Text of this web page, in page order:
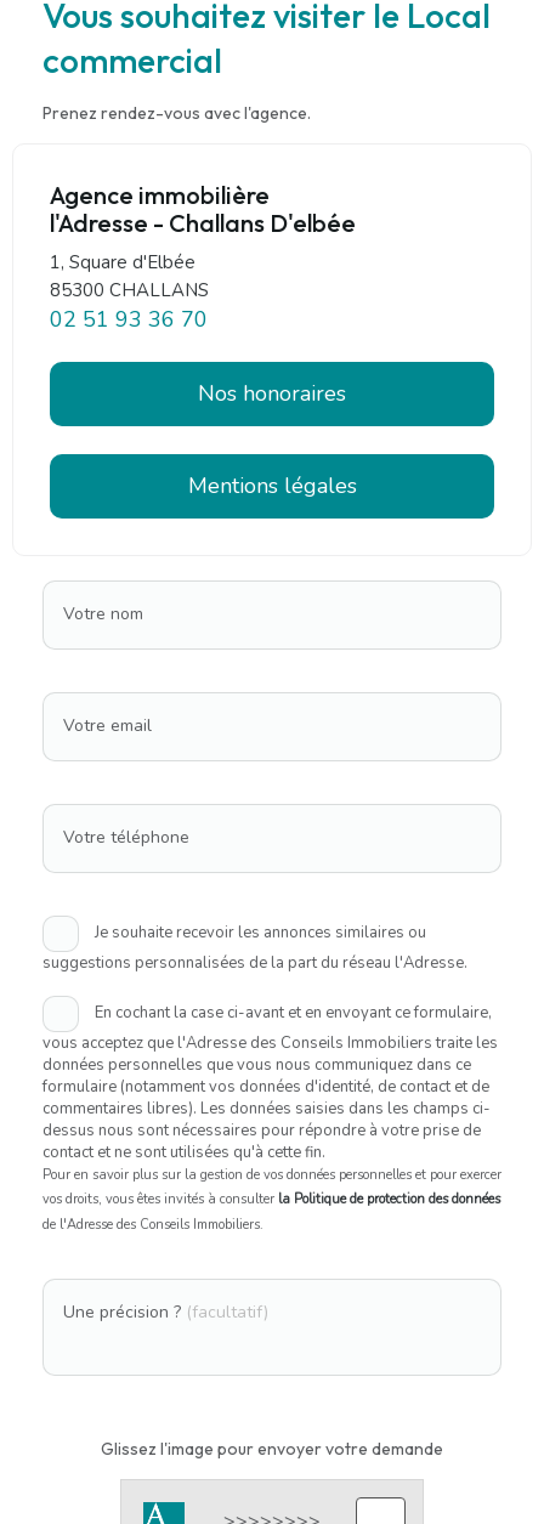
Vous souhaitez visiter le Local
commercial
Prenez rendez-vous avec l'agence.
Agence immobilière
l'Adresse - Challans D'elbée
1, Square d'Elbée
85300 CHALLANS
02 51 93 36 70
Nos honoraires
Mentions légales
Votre nom
Votre email
Votre téléphone
Je souhaite recevoir les annonces similaires ou
suggestions personnalisées de la part du réseau l'Adresse.
En cochant la case ci-avant et en envoyant ce formulaire,
vous acceptez que l'Adresse des Conseils Immobiliers traite les
données personnelles que vous nous communiquez dans ce
formulaire (notamment vos données d'identité, de contact et de
commentaires libres). Les données saisies dans les champs ci-
dessus nous sont nécessaires pour répondre à votre prise de
contact et ne sont utilisées qu'à cette fin.
Pour en savoir plus sur la gestion de vos données personnelles et pour exercer
vos droits, vous êtes invités à consulter la Politique de protection des données
de l'Adresse des Conseils Immobiliers.
Une précision ? (facultatif)
Glissez l'image pour envoyer votre demande